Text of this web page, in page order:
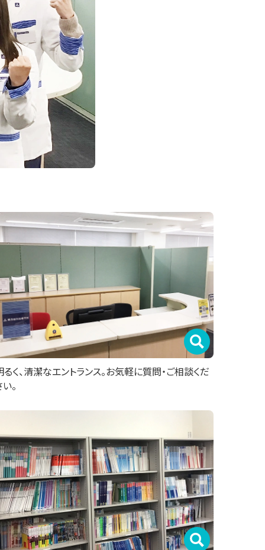
るく、清潔なエントランス。お気軽に質問・ご相談くだ
。